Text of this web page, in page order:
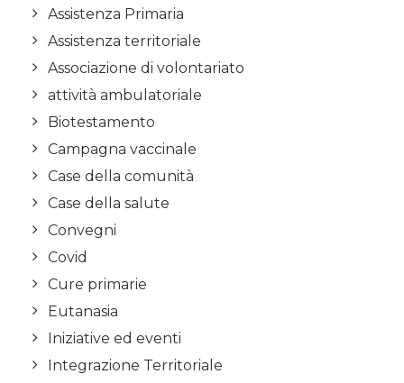
Assistenza Primaria
Assistenza territoriale
Associazione di volontariato
attività ambulatoriale
Biotestamento
Campagna vaccinale
Case della comunità
Case della salute
Convegni
Covid
Cure primarie
Eutanasia
Iniziative ed eventi
Integrazione Territoriale